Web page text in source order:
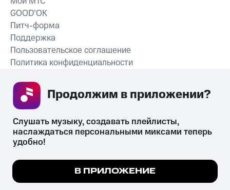
СКАЧАТЬ ПРИЛОЖЕНИЕ
GOOD’OK
Питч-форма
Поддержка
Пользовательское соглашение
Политика конфиденциальности
психотропных веществ, их аналогов причиняет вред здоровью,
их незаконный оборот запрещён и влечёт установленную
законодательством ответственность.
Мы используем куки, чтобы на сайте все
Подробнее
Слушать музыку, создавать плейлисты,
наслаждаться персональными миксами теперь
удобно!
В ПРИЛОЖЕНИЕ